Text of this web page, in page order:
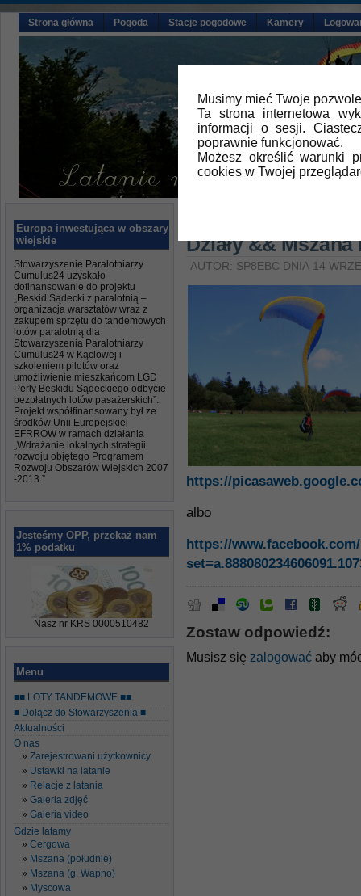
Musimy mieć Twoje
Ta strona internetowa
informacji o sesji.
poprawnie funkcjonować.
Możesz określić warunki
cookies w Twojej
Strona główna Pogoda Stacje pogodowe Kamery
Europa inwestująca w obszary
wiejskie
Stowarzyszenie Paralotniarzy
Cumulus24 uzyskało
dofinansowanie do projektu
„Beskid Sądecki z paralotnią –
organizacja warsztatów wraz z
zakupem sprzętu do tandemowych
lotów paralotnią dla
Stowarzyszenia Paralotniarzy
Cumulus24 w Kąclowej i
szkoleniem pilotów oraz
umożliwienie mieszkańcom LGD
Perły Beskidu Sądeckiego odbycie
bezpłatnych lotów pasażerskich”.
Projekt współfinansowany był ze
środków Unii Europejskiej
EFRROW w ramach działania
„Wdrażanie lokalnych strategii
rozwoju objętego Programem
Rozwoju Obszarów Wiejskich 2007
-2013.”
Jesteśmy OPP, przekaż nam
1% podatku
Nasz nr KRS 0000510482
Menu
■■ LOTY TANDEMOWE ■■
■ Dołącz do Stowarzyszenia ■
Aktualności
O nas
Zarejestrowani użytkownicy
Ustawki na latanie
Relacje z latania
Galeria zdjęć
Galeria video
Gdzie latamy
Cergowa
Mszana (południe)
Mszana (g. Wapno)
Myscowa
Działy &&
AUTOR: SP8EBC DNIA 14
https://
albo
https://
Zostaw odpowiedź:
Musisz się zalogować aby